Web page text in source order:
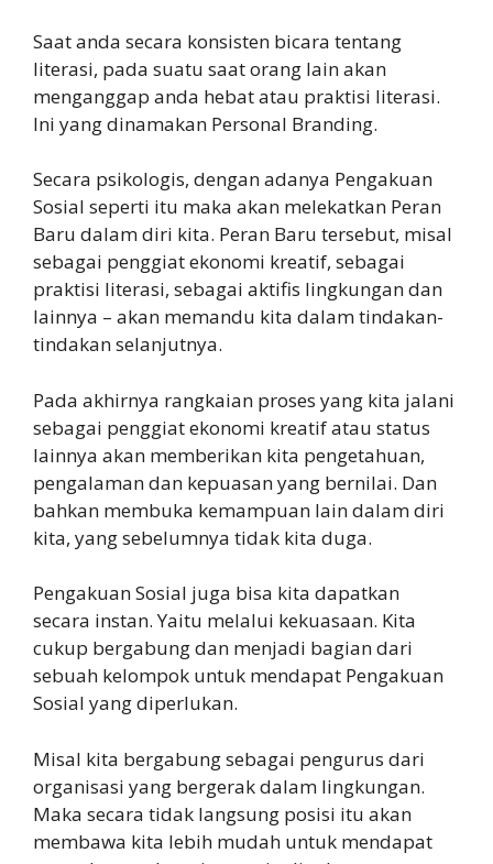
Saat anda secara konsisten bicara tentang
literasi, pada suatu saat orang lain akan
menganggap anda hebat atau praktisi literasi.
Ini yang dinamakan Personal Branding.
Secara psikologis, dengan adanya Pengakuan
Sosial seperti itu maka akan melekatkan Peran
Baru dalam diri kita. Peran Baru tersebut, misal
sebagai penggiat ekonomi kreatif, sebagai
praktisi literasi, sebagai aktifis lingkungan dan
lainnya – akan memandu kita dalam tindakan-
tindakan selanjutnya.
Pada akhirnya rangkaian proses yang kita jalani
sebagai penggiat ekonomi kreatif atau status
lainnya akan memberikan kita pengetahuan,
pengalaman dan kepuasan yang bernilai. Dan
bahkan membuka kemampuan lain dalam diri
kita, yang sebelumnya tidak kita duga.
Pengakuan Sosial juga bisa kita dapatkan
secara instan. Yaitu melalui kekuasaan. Kita
cukup bergabung dan menjadi bagian dari
sebuah kelompok untuk mendapat Pengakuan
Sosial yang diperlukan.
Misal kita bergabung sebagai pengurus dari
organisasi yang bergerak dalam lingkungan.
Maka secara tidak langsung posisi itu akan
membawa kita lebih mudah untuk mendapat